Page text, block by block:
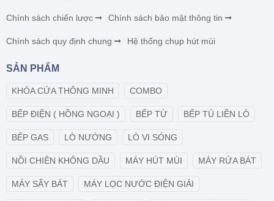
Chính sách chiến lược Chính sách bảo mật thông tin
Chính sách quy định chung Hệ thống chụp hút mùi
SẢN PHẨM
KHÓA CỬA THÔNG MINH COMBO
BẾP ĐIỆN ( HỒNG NGOẠI ) BẾP TỪ BẾP TỦ LIỀN LÒ
BẾP GAS LÒ NƯỚNG LÒ VI SÓNG
NỒI CHIÊN KHÔNG DẦU MÁY HÚT MÙI MÁY RỬA BÁT
MÁY SẤY BÁT MÁY LỌC NƯỚC ĐIỆN GIẢI